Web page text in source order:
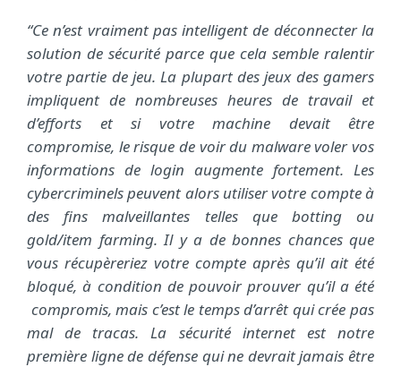
“Ce n’est vraiment pas intelligent de déconnecter la
solution de sécurité parce que cela semble ralentir
votre partie de jeu. La plupart des jeux des gamers
impliquent de nombreuses heures de travail et
d’efforts et si votre machine devait être
compromise, le risque de voir du malware voler vos
informations de login augmente fortement. Les
cybercriminels peuvent alors utiliser votre compte à
des fins malveillantes telles que botting ou
gold/item farming. Il y a de bonnes chances que
vous récupèreriez votre compte après qu’il ait été
bloqué, à condition de pouvoir prouver qu’il a été
compromis, mais c’est le temps d’arrêt qui crée pas
mal de tracas. La sécurité internet est notre
première ligne de défense qui ne devrait jamais être